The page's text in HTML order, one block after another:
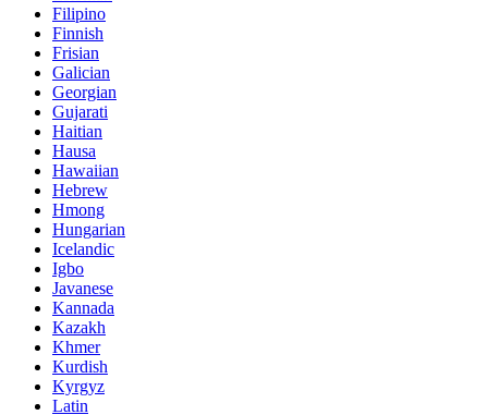
Filipino
Finnish
Frisian
Galician
Georgian
Gujarati
Haitian
Hausa
Hawaiian
Hebrew
Hmong
Hungarian
Icelandic
Igbo
Javanese
Kannada
Kazakh
Khmer
Kurdish
Kyrgyz
Latin